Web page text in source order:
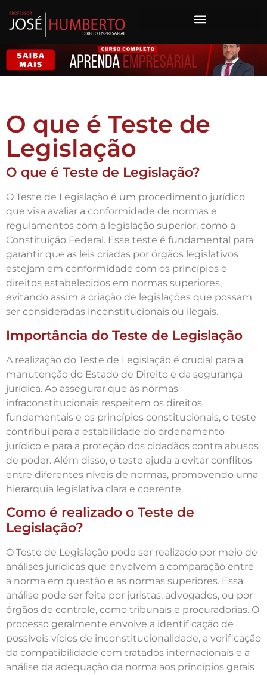
O que é Teste de
Legislação
O que é Teste de Legislação?
O Teste de Legislação é um procedimento jurídico
que visa avaliar a conformidade de normas e
regulamentos com a legislação superior, como a
Constituição Federal. Esse teste é fundamental para
garantir que as leis criadas por órgãos legislativos
estejam em conformidade com os princípios e
direitos estabelecidos em normas superiores,
evitando assim a criação de legislações que possam
ser consideradas inconstitucionais ou ilegais.
Importância do Teste de Legislação
A realização do Teste de Legislação é crucial para a
manutenção do Estado de Direito e da segurança
jurídica. Ao assegurar que as normas
infraconstitucionais respeitem os direitos
fundamentais e os princípios constitucionais, o teste
contribui para a estabilidade do ordenamento
jurídico e para a proteção dos cidadãos contra abusos
de poder. Além disso, o teste ajuda a evitar conflitos
entre diferentes níveis de normas, promovendo uma
hierarquia legislativa clara e coerente.
Como é realizado o Teste de
Legislação?
O Teste de Legislação pode ser realizado por meio de
análises jurídicas que envolvem a comparação entre
a norma em questão e as normas superiores. Essa
análise pode ser feita por juristas, advogados, ou por
órgãos de controle, como tribunais e procuradorias. O
processo geralmente envolve a identificação de
possíveis vícios de inconstitucionalidade, a verificação
da compatibilidade com tratados internacionais e a
análise da adequação da norma aos princípios gerais